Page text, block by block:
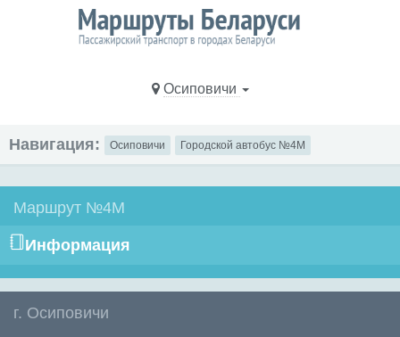
Осиповичи
Навигация: Осиповичи Городской автобус №4М
Маршрут №4М
Информация
г. Осиповичи